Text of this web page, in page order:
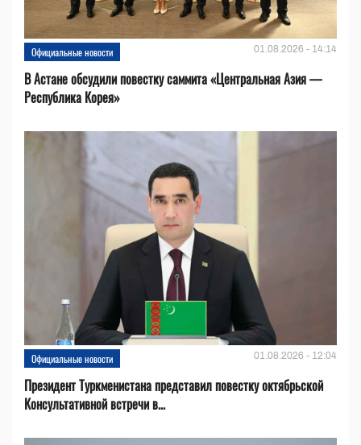
Официальные новости 01.08.2026 - 14:14
В Астане обсудили повестку саммита «Центральная Азия —
Республика Корея»
Официальные новости 01.08.2026 - 12:04
Президент Туркменистана представил повестку октябрьской
Консультативной встречи в...